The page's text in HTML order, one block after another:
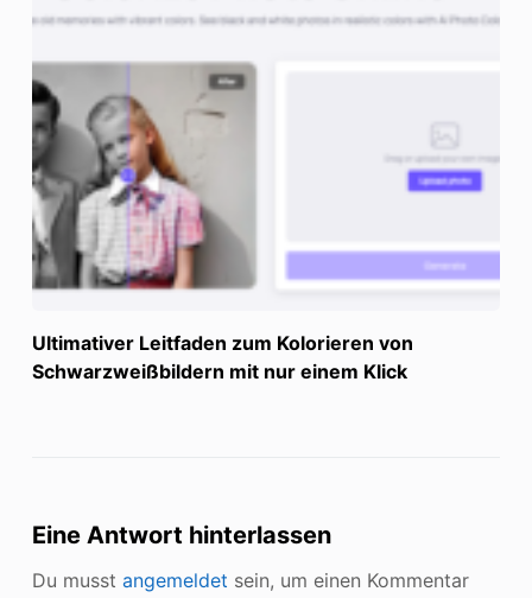
Ultimativer Leitfaden zum Kolorieren von
Schwarzweißbildern mit nur einem Klick
Eine Antwort hinterlassen
Du musst angemeldet sein, um einen Kommentar